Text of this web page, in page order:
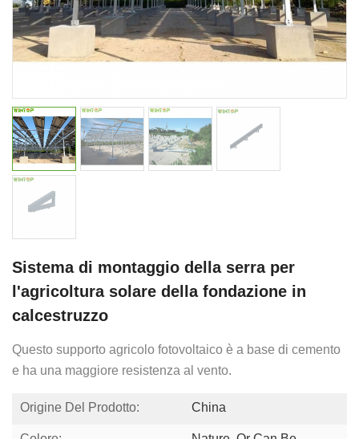
Sistema di montaggio della serra per
l'agricoltura solare della fondazione in
calcestruzzo
Questo supporto agricolo fotovoltaico è a base di cemento
e ha una maggiore resistenza al vento.
Origine Del Prodotto: China